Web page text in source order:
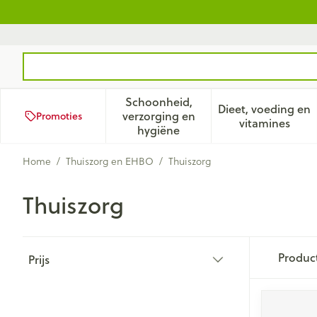
Promoties
Schoonheid,
verzorging en
hygiëneToon submenu voor
Dieet, voeding en
vitamines
Toon
Home / Thuiszorg en EHBO / Thuiszorg
Thuiszorg
Prijs